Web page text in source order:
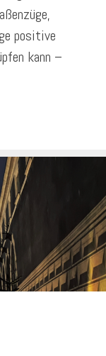
positive
kann –